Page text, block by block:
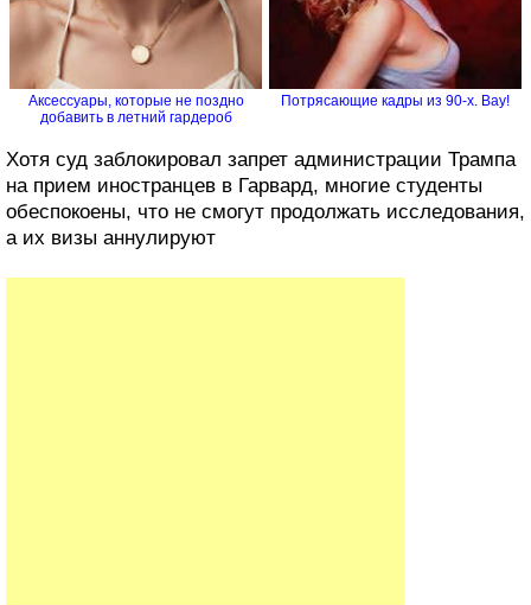
Аксессуары, которые не поздно
добавить в летний гардероб
Потрясающие кадры из 90-х. Вау!
Хотя суд заблокировал запрет администрации Трампа
на прием иностранцев в Гарвард, многие студенты
обеспокоены, что не смогут продолжать исследования,
а их визы аннулируют